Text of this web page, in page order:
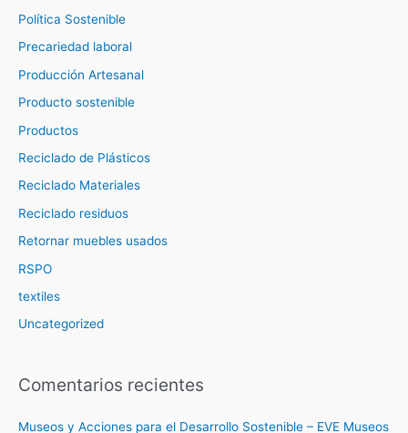
Política Sostenible
Precariedad laboral
Producción Artesanal
Producto sostenible
Productos
Reciclado de Plásticos
Reciclado Materiales
Reciclado residuos
Retornar muebles usados
RSPO
textiles
Uncategorized
Comentarios recientes
Museos y Acciones para el Desarrollo Sostenible – EVE Museos